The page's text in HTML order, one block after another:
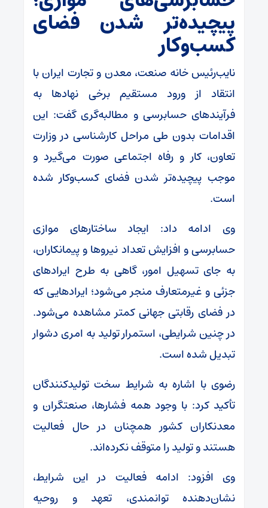
پیچیده‌تر شدن فضای
کسب‌وکار
نایب‌رئیس خانه صنعت، معدن و تجارت ایران با
انتقاد از ورود مستقیم برخی نهادها به
فرآیندهای حسابرسی و مطالبه‌گری گفت: این
اقدامات بدون طی مراحل کارشناسی در وزارت
تعاون، کار و رفاه اجتماعی صورت می‌گیرد و
موجب پیچیده‌تر شدن فضای کسب‌وکار شده
است.
وی ادامه داد: ایجاد ساختارهای موازی
حسابرسی و افزایش تعداد نیروها و پیمانکاران،
به جای تسهیل امور، گاهی به طرح ایرادهای
جزئی و غیرمتعارف منجر می‌شود؛ ایرادهایی که
در فضای رقابتی جهانی کمتر مشاهده می‌شود.
در چنین شرایطی، استمرار تولید به امری دشوار
تبدیل شده است.
رضوی با اشاره به شرایط سخت تولیدکنندگان
تأکید کرد: با وجود همه فشارها، صنعتگران و
معدنکاران کشور همچنان در حال فعالیت
هستند و تولید را متوقف نکرده‌اند.
وی افزود: ادامه فعالیت در این شرایط،
نشان‌دهنده توانمندی، تعهد و روحیه